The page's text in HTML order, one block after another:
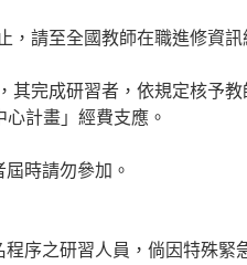
，請至全國教師在職進修資
完成研習者，依規定核予教
計畫」經費支應。
時請勿參加。
序之研習人員，倘因特殊緊